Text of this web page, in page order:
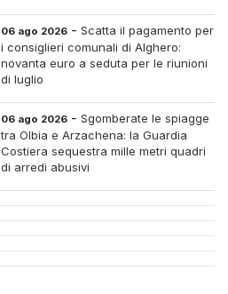
06 ago 2026 -Scatta il pagamento per
i consiglieri comunali di Alghero:
novanta euro a seduta per le riunioni
di luglio
06 ago 2026 -Sgomberate le spiagge
tra Olbia e Arzachena: la Guardia
Costiera sequestra mille metri quadri
di arredi abusivi